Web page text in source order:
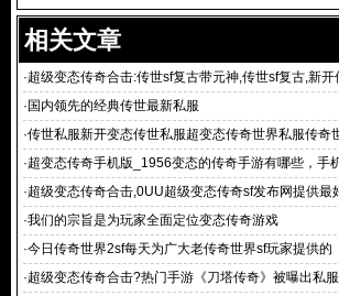
相关文章
·超级变态传奇合击:传世sf复古带元神,传世sf复古,新开
世界私服,私服
· 国内领先的经典传世最新私服
·传世私服新开变态传世私服超变态传奇世界私服传奇
·超变态传奇手机版_1956变态的传奇手游有哪些，手
变态传奇世界
·超级变态传奇合击,0UU超级变态传奇sf发布网提供最
每日新开超级
·我们的宗旨是为玩家全面定位变态传奇游戏
·今日传奇世界2sf每天为广大老传奇世界sf玩家提供的
·超级变态传奇合击?热门手游《刀塔传奇》被曝出私服